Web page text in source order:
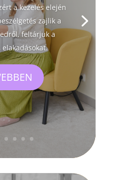
a kezelés elején
zajlik a
feltárjuk a
elakadásokat.